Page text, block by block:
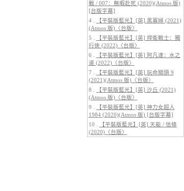
【平裝版藍光】[英] 阿凡達3：火
與燼 (2025)(Atmos 版)〈台版〉
戰 / 007：無暇赴死 (2020)(Atmos 版)
[台版字幕]
4 .
【平裝版藍光】[英] 黑寡婦 (2021)
(Atmos 版)〈台版〉
5 .
【平裝版藍光】[英] 捍衛戰士：獨
行俠 (2022)〈台版〉
6 .
【平裝版藍光】[英] 阿凡達：水之
道 (2022)〈台版〉
7 .
【平裝版藍光】[英] 玩命關頭 9
(2021)(Atmos 版)〈台版〉
8 .
【平裝版藍光】[英] 沙丘 (2021)
(Atmos 版)〈台版〉
9 .
【平裝版藍光】[英] 神力女超人
1984 (2020)(Atmos 版) [台版字幕]
10 .
【平裝版藍光】[英] 天能 / 信條
(2020)〈台版〉